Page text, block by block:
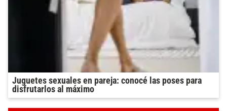
Juguetes sexuales en pareja: conocé las poses para
disfrutarlos al máximo